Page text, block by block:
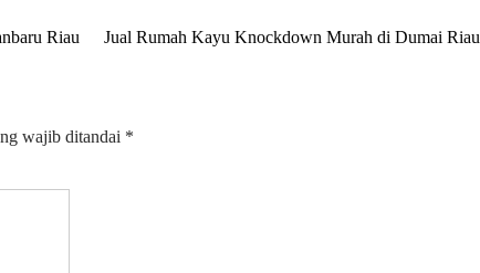
Riau Jual Rumah Kayu Knockdown Murah di Dumai Riau
wajib ditandai *